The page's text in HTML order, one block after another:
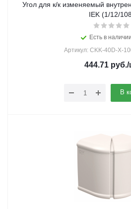
Угол для к/к изменяемый
IEK (1/12/
Есть в
Артикул: CKK-40D-X-
444.71руб./
В